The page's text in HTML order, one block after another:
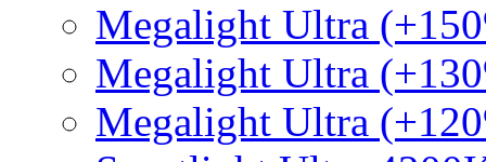
Megalight Ultra
Megalight Ultra
Megalight Ultra